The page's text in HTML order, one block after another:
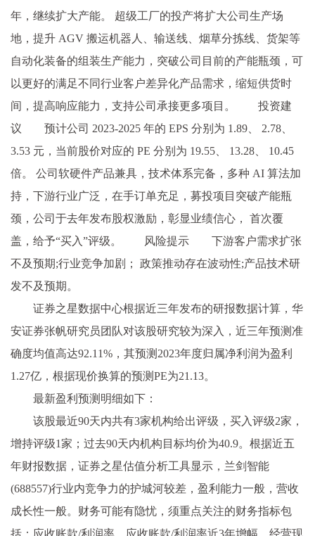
年，继续扩大产能。 超级工厂的投产将扩大公司生产场
地，提升 AGV 搬运机器人、输送线、烟草分拣线、货架等
自动化装备的组装生产能力，突破公司目前的产能瓶颈，可
以更好的满足不同行业客户差异化产品需求，缩短供货时
间，提高响应能力，支持公司承接更多项目。 投资建
议 预计公司 2023-2025 年的 EPS 分别为 1.89、 2.78、
3.53 元，当前股价对应的 PE 分别为 19.55、 13.28、 10.45
倍。 公司软硬件产品兼具，技术体系完备，多种 AI 算法加
持，下游行业广泛，在手订单充足，募投项目突破产能瓶
颈，公司于去年发布股权激励，彰显业绩信心， 首次覆
盖，给予“买入”评级。 风险提示 下游客户需求扩张
不及预期;行业竞争加剧； 政策推动存在波动性;产品技术研
发不及预期。
证券之星数据中心根据近三年发布的研报数据计算，华
安证券张帆研究员团队对该股研究较为深入，近三年预测准
确度均值高达92.11%，其预测2023年度归属净利润为盈利
1.27亿，根据现价换算的预测PE为21.13。
最新盈利预测明细如下：
该股最近90天内共有3家机构给出评级，买入评级2家，
增持评级1家；过去90天内机构目标均价为40.9。根据近五
年财报数据，证券之星估值分析工具显示，兰剑智能
(688557)行业内竞争力的护城河较差，盈利能力一般，营收
成长性一般。财务可能有隐忧，须重点关注的财务指标包
括：应收账款/利润率、应收账款/利润率近3年增幅、经营现